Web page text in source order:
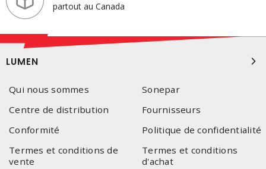
partout au Canada
LUMEN
Qui nous sommes
Sonepar
Centre de distribution
Fournisseurs
Conformité
Politique de confidentialité
Termes et conditions de
vente
Termes et conditions
d'achat